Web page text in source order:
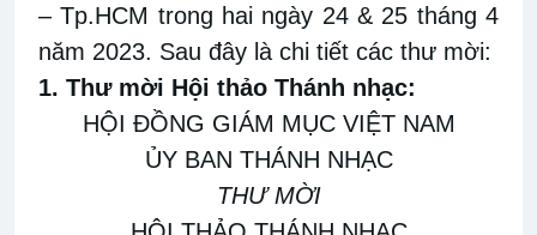
– Tp.HCM trong hai ngày 24 & 25 tháng 4
năm 2023. Sau đây là chi tiết các thư mời:
1. Thư mời Hội thảo Thánh nhạc:
HỘI ĐỒNG GIÁM MỤC VIỆT NAM
ỦY BAN THÁNH NHẠC
THƯ MỜI